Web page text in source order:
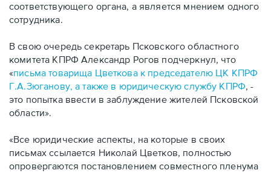
соответствующего органа, а является мнением одного
сотрудника.
В свою очередь секретарь Псковского областного
комитета КПРФ Александр Рогов подчеркнул, что
«письма товарища Цветкова к председателю ЦК КПРФ
Г.А.Зюганову, а также в юридическую службу КПРФ, -
это попытка ввести в заблуждение жителей Псковской
области».
«Все юридические аспекты, на которые в своих
письмах ссылается Николай Цветков, полностью
опровергаются постановлением совместного пленума